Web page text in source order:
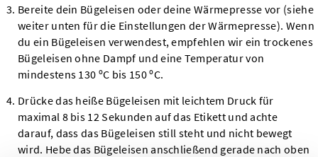
Bereite dein Bügeleisen oder deine Wärmepresse vor (siehe
weiter unten für die Einstellungen der Wärmepresse). Wenn
du ein Bügeleisen verwendest, empfehlen wir ein trockenes
Bügeleisen ohne Dampf und eine Temperatur von
mindestens 130 ºC bis 150 ºC.
Drücke das heiße Bügeleisen mit leichtem Druck für
maximal 8 bis 12 Sekunden auf das Etikett und achte
darauf, dass das Bügeleisen still steht und nicht bewegt
wird. Hebe das Bügeleisen anschließend gerade nach oben